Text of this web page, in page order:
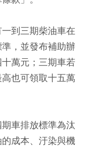
到三期柴油車在
，並發布補助辦
萬元；三期車若
也可領取十五萬
車排放標準為汰
成本、汙染與機